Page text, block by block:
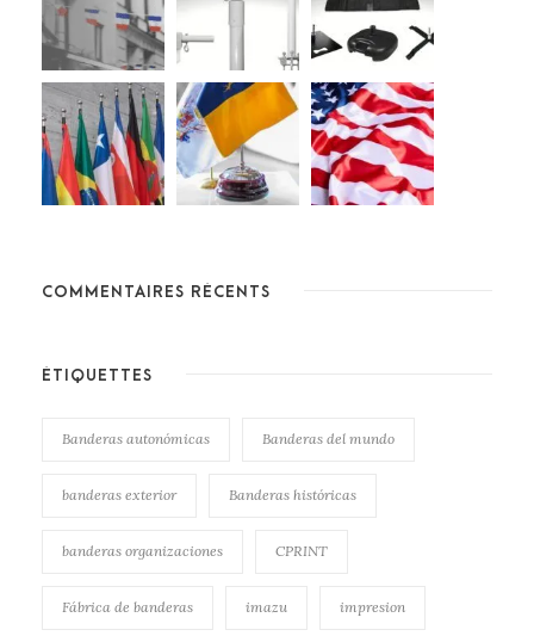
COMMENTAIRES RÉCENTS
ÉTIQUETTES
Banderas autonómicas Banderas del mundo
banderas exterior Banderas históricas
banderas organizaciones CPRINT
Fábrica de banderas imazu impresion